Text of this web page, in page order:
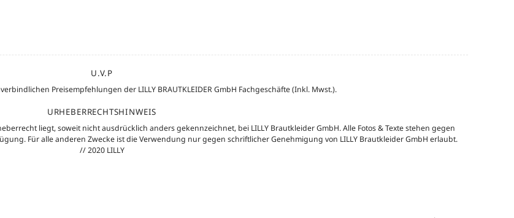
U.V.P
Preisempfehlungen der LILLY BRAUTKLEIDER GmbH Fachgeschäfte (Inkl. Mwst.).
URHEBERRECHTSHINWEIS
liegt, soweit nicht ausdrücklich anders gekennzeichnet, bei LILLY Brautkleider GmbH. Alle Fotos & Texte stehen gegen
Für alle anderen Zwecke ist die Verwendung nur gegen schriftlicher Genehmigung von LILLY Brautkleider GmbH erlaubt.
// 2020 LILLY